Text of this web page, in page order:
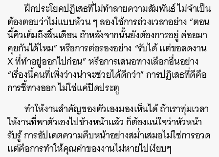
ฝึกประโยคปฏิเสธที่ไม่ทำลายความสัมพันธ์ ไม่จำเป็น
ต้องตอบว่าไม่แบบห้วน ๆ ลองใช้การถ่วงเวลาอย่าง “ตอน
นี้คิวเต็มถึงสิ้นเดือน ถ้าหลังจากนั้นยังต้องการอยู่ ค่อยมา
คุยกันได้ไหม” หรือการต่อรองอย่าง “รับได้ แต่ขอลดงาน
X ที่ทำอยู่ออกไปก่อน” หรือการเสนอทางเลือกอื่นอย่าง
“เรื่องนี้คนที่เพิ่งว่างน่าจะช่วยได้ดีกว่า” การปฏิเสธที่ดีคือ
การชี้ทางออก ไม่ใช่แค่ปิดประตู
ทำให้งานสำคัญของตัวเองมองเห็นได้ ถ้าเราทุ่มเวลา
ให้งานที่พาตัวเองไปข้างหน้าแล้ว ก็ต้องแน่ใจว่าหัวหน้า
รับรู้ การอัปเดตความคืบหน้าอย่างสม่ำเสมอไม่ใช่การอวด
แต่คือการทำให้คุณค่าของงานไม่หายไปเงียบๆ